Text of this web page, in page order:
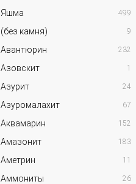
Яшма 499
(без камня) 9
Авантюрин 232
Азовскит 1
Азурит 24
Азуромалахит 67
Аквамарин 152
Амазонит 183
Аметрин 11
Аммониты 26